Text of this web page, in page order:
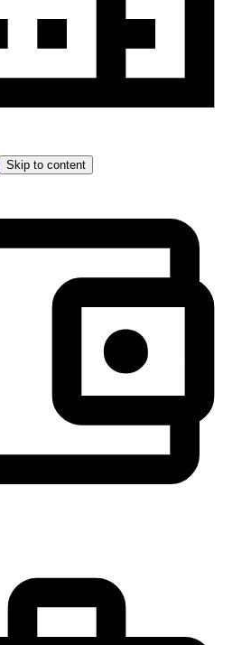
Skip to content